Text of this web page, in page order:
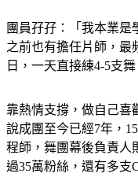
團員孖孖：「我本業是
之前也有擔任片師，最
日，一天直接練4-5支
靠熱情支撐，做自己喜
說成團至今已經7年，
程師，舞團幕後負責人
過35萬粉絲，還有多支